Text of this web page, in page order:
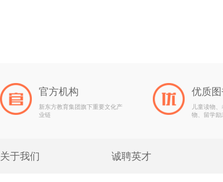
官方机构
新东方教育集团旗下重要文化产
业链
优质
儿童读物
物、留学
关于我们 诚聘英才